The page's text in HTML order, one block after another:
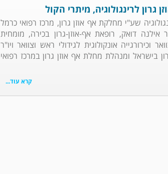
גרון לרינגולוגיה, מיתרי הקול
שע"י מחלקת אף אוזן גרון, מרכז רפואי כרמל
אילנה דואק, רופאת אף-אוזן-גרון בכירה, מומחית
וכירורגייה אונקולוגית לגידולי ראש וצוואר ויו"ר
בישראל ומנהלת מחלת אף אוזן גרון במרכז רפואי
קרא עוד...